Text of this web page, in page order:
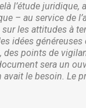
l’étude
– au service
les attitudes à
idées
points de
sera un
le besoin.